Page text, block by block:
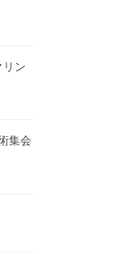
リン
集会